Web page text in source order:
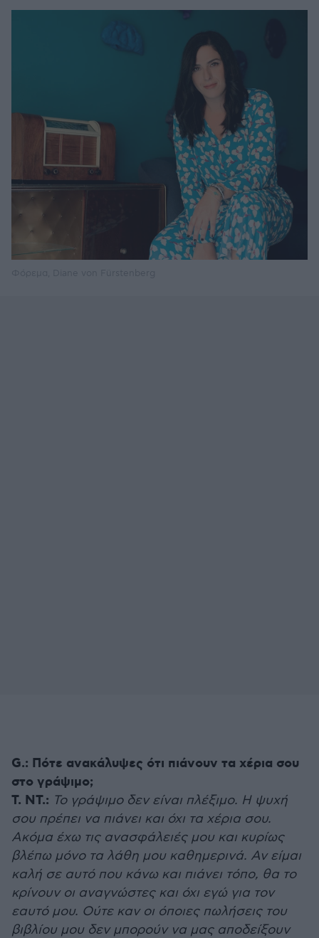
G.: Πότε ανακάλυψες ότι πιάνουν τα χέρια σου
στο γράψιμο;
Τ. ΝΤ.: Το γράψιμο δεν είναι πλέξιμο. Η ψυχή
σου πρέπει να πιάνει και όχι τα χέρια σου.
Ακόμα έχω τις ανασφάλειές μου και κυρίως
βλέπω μόνο τα λάθη μου καθημερινά. Αν είμαι
καλή σε αυτό που κάνω και πιάνει τόπο, θα το
κρίνουν οι αναγνώστες και όχι εγώ για τον
εαυτό μου. Ούτε καν οι όποιες πωλήσεις του
βιβλίου μου δεν μπορούν να μας αποδείξουν